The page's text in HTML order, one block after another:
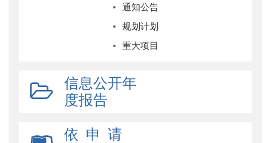
通知公告
规划计划
重大项目
信息公开年
度报告
依 申 请